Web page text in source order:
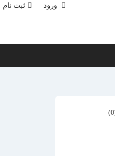
ورود ثبت نام